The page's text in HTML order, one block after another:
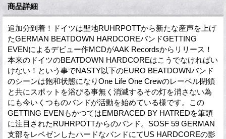
商品詳細
追加分到着！ドイツは聖地RUHRPOTTから新たな産声を上げ
たGERMAN BEATDOWN HARDCOREバンドGETTING
EVENによるデビュー作MCDがAAK Recordsからリリース！
本来のドイツのBEATDOWN HARDCOREはこうでなければい
けない！という事でNASTY以下のEURO BEATDOWNバンド
のシーンは飽和状態になりOne Life One Crewのレーベル閉鎖
と共にスポットを浴びる事無く消滅するその灯を消さない為
にも今いくつものバンドが活動を始めている様です。この
GETTING EVENもかつてはEMBRACED BY HATREDを筆頭
に注目されたRUHRPOTTからのバンド。SOSF 59 GERMAN
支部をレペゼンしたハードなバンドにてUS HARDCOREの影